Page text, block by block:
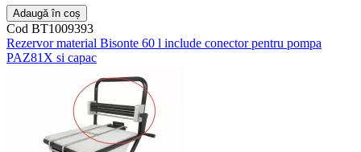
Adaugă în coș
Cod BT1009393
Rezervor material Bisonte 60 l include conector pentru pompa
PAZ81X si capac